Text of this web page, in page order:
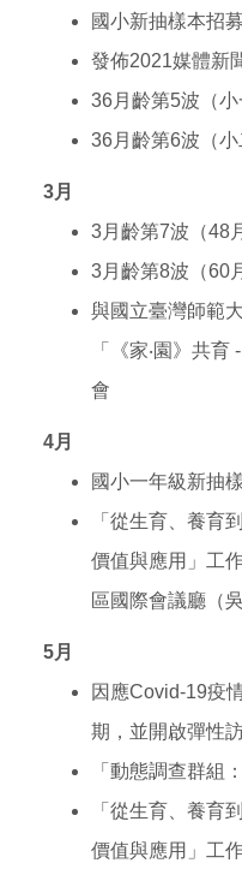
國小新抽樣本招
發佈2021媒體新
36月齡第5波（
36月齡第6波（
3月
3月齡第7波（48
3月齡第8波（60
與國立臺灣師範
「《家‧園》共
會
4月
國小一年級新抽
「從生育、養育
價值與應用」工
區國際會議廳（
5月
因應Covid-19疫
期，並開啟彈性
「動態調查群組
「從生育、養育
價值與應用」工